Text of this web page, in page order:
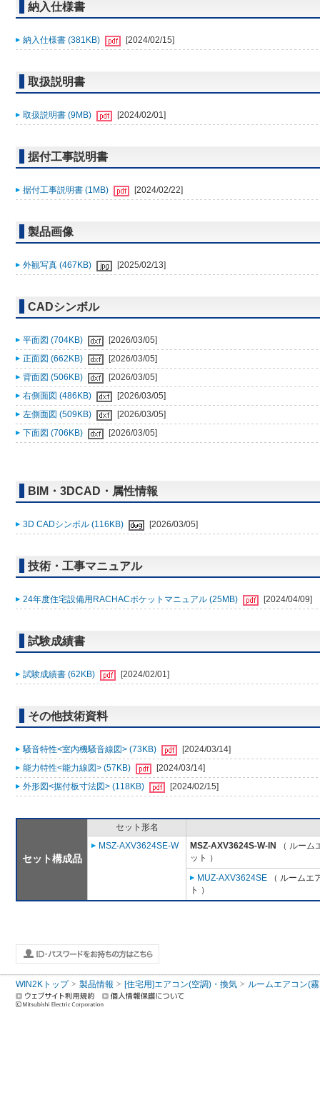
納入仕様書
納入仕様書 (381KB) [2024/02/15]
取扱説明書
取扱説明書 (9MB) [2024/02/01]
据付工事説明書
据付工事説明書 (1MB) [2024/02/22]
製品画像
外観写真 (467KB) [2025/02/13]
CADシンボル
平面図 (704KB)
[2026/03/05]
正面図 (662KB)
[2026/03/05]
背面図 (506KB)
[2026/03/05]
右側面図 (486KB)
[2026/03/05]
左側面図 (509KB)
[2026/03/05]
下面図 (706KB)
[2026/03/05]
BIM・3DCAD・属性情報
3D CADシンボル (116KB) [2026/03/05]
技術・工事マニュアル
24年度住宅設備用RACHACポケットマニュアル (25MB) [2024/04/09]
試験成績書
試験成績書 (62KB) [2024/02/01]
その他技術資料
騒音特性<室内機騒音線図> (73KB)
[2024/03/14]
能力特性<能力線図> (57KB)
[2024/03/14]
外形図<据付板寸法図> (118KB)
[2024/02/15]
セット構成品
セット形名
MSZ-AXV3624SE-W
MSZ-AXV3624S-W-IN
（ ルーム
ット ）
MUZ-AXV3624SE （ ルームエ
ト ）
WIN2Kトップ 製品情報 [住宅用]エアコン(空調)・換気 ルームエアコン(